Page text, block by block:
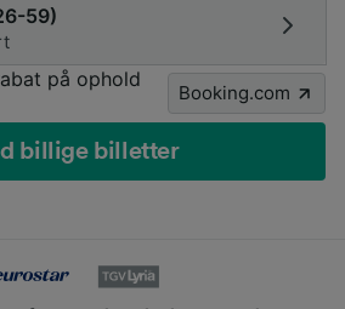
59)
på ophold
Booking.com
billige billetter